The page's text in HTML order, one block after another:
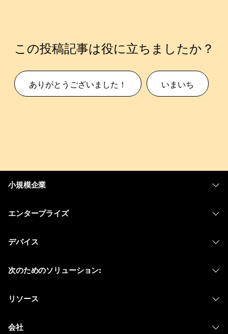
この投稿記事は役に立ちましたか？
ありがとうございました！ いまいち
小規模企業
エンタープライズ
Meetings
デバイス
次のためのソリューション:
リソース
会社